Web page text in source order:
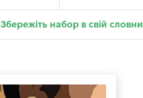
Збережіть набор в свій